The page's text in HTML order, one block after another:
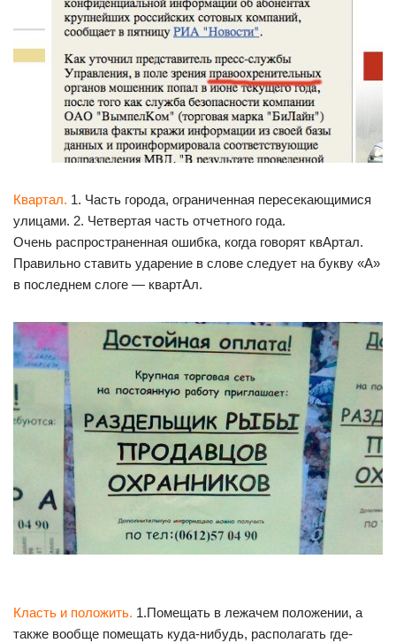
Квартал. 1. Часть города, ограниченная пересекающимися
улицами. 2. Четвертая часть отчетного года.
Очень распространенная ошибка, когда говорят квАртал.
Правильно ставить ударение в слове следует на букву «А»
в последнем слоге — квартАл.
Класть и положить. 1.Помещать в лежачем положении, а
также вообще помещать куда-нибудь, располагать где-